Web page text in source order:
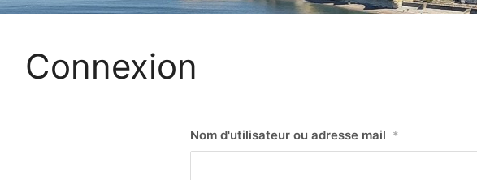
Connexion
Nom d'utilisateur ou adresse mail *